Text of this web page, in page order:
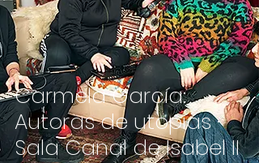
Carmela García:
Autoras de utopías ·
Sala Canal de Isabel II